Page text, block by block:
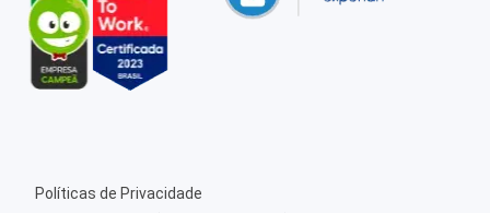
Políticas de Privacidade